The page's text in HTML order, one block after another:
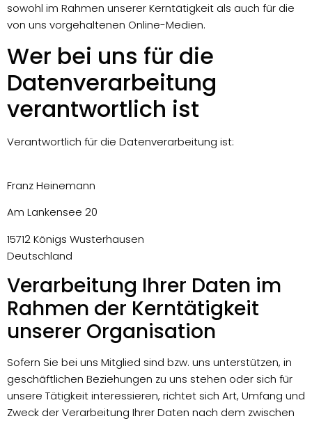
sowohl im Rahmen unserer Kerntätigkeit als auch für die
von uns vorgehaltenen Online-Medien.
Wer bei uns für die
Datenverarbeitung
verantwortlich ist
Verantwortlich für die Datenverarbeitung ist:
Franz Heinemann
Am Lankensee 20
15712 Königs Wusterhausen
Deutschland
Verarbeitung Ihrer Daten im
Rahmen der Kerntätigkeit
unserer Organisation
Sofern Sie bei uns Mitglied sind bzw. uns unterstützen, in
geschäftlichen Beziehungen zu uns stehen oder sich für
unsere Tätigkeit interessieren, richtet sich Art, Umfang und
Zweck der Verarbeitung Ihrer Daten nach dem zwischen